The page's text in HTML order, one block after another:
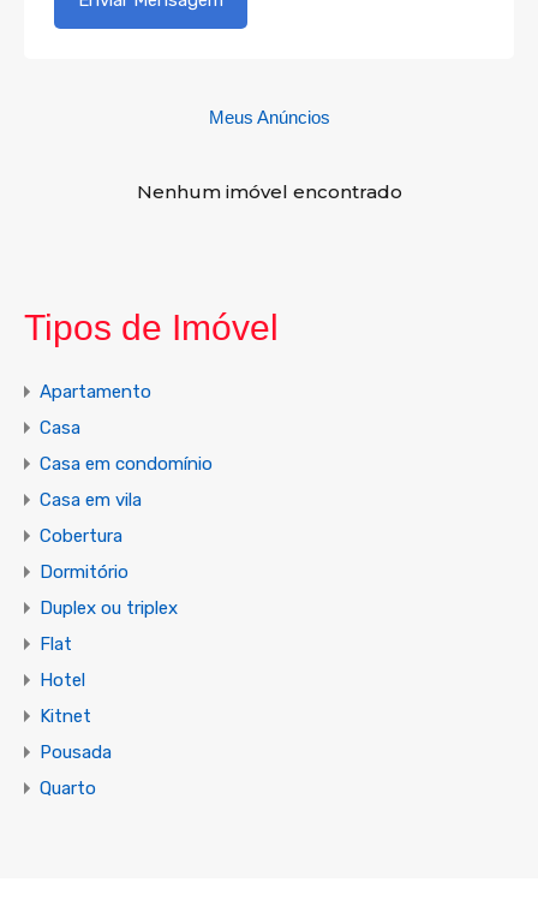
Meus Anúncios
Nenhum imóvel encontrado
Tipos de Imóvel
Apartamento
Casa
Casa em condomínio
Casa em vila
Cobertura
Dormitório
Duplex ou triplex
Flat
Hotel
Kitnet
Pousada
Quarto